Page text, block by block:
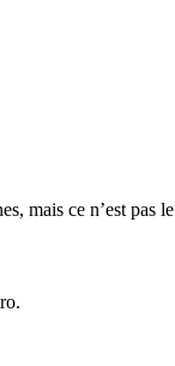
mais ce n’est pas